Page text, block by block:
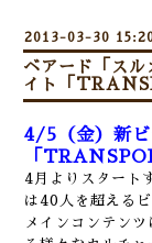
2013-03-30
ベアード「ス
イト「
4/5（金）新ビ
「
4月よりスタート
は40人を超える
メインコンテンツ